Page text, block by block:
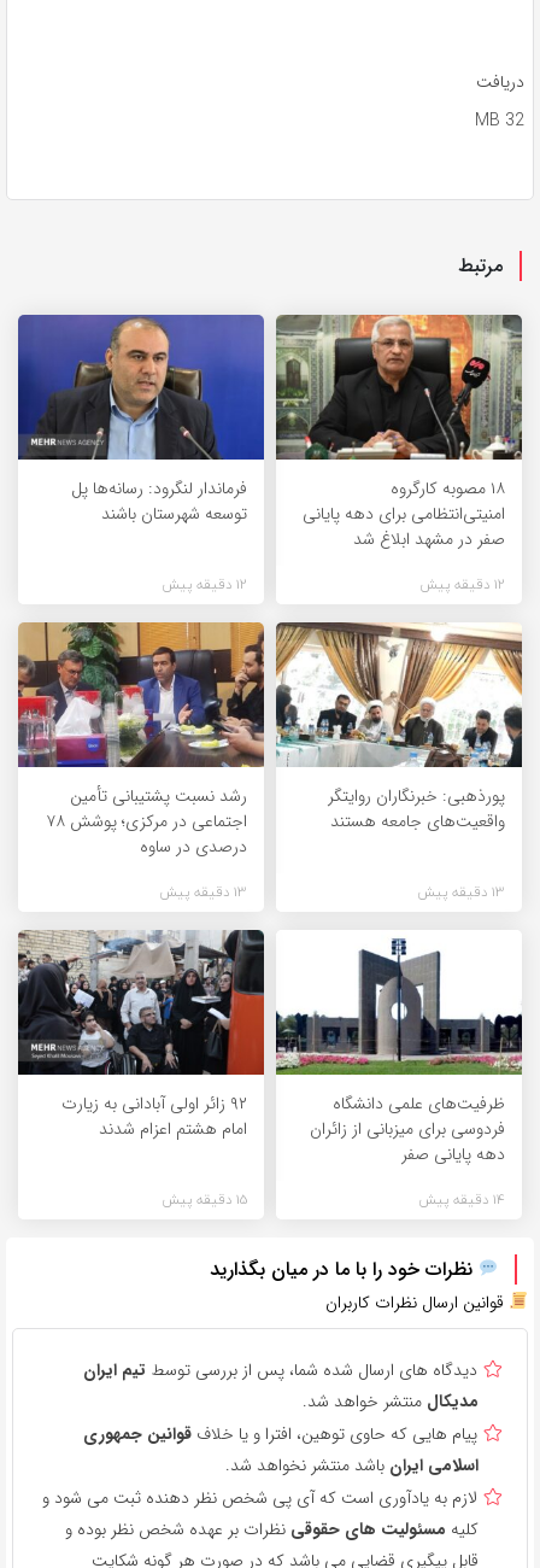
دریافت
32 MB
مرتبط
۱۸ مصوبه کارگروه
امنیتی‌انتظامی برای دهه پایانی
صفر در مشهد ابلاغ شد
12 دقیقه پیش
فرماندار لنگرود: رسانه‌ها پل
توسعه شهرستان باشند
12 دقیقه پیش
پورذهبی: خبرنگاران روایتگر
واقعیت‌های جامعه‌ هستند
13 دقیقه پیش
رشد نسبت پشتیبانی تأمین
اجتماعی در مرکزی؛ پوشش ۷۸
درصدی در ساوه
13 دقیقه پیش
ظرفیت‌های علمی دانشگاه
فردوسی برای میزبانی از زائران
دهه پایانی صفر
14 دقیقه پیش
۹۲ زائر اولی آبادانی به زیارت
امام هشتم اعزام شدند
15 دقیقه پیش
نظرات خود را با ما در میان بگذارید
قوانین ارسال نظرات کاربران
دیدگاه های ارسال شده شما، پس از بررسی توسط تیم ایران
مدیکال منتشر خواهد شد.
پیام هایی که حاوی توهین، افترا و یا خلاف قوانین جمهوری
اسلامی ایران باشد منتشر نخواهد شد.
لازم به یادآوری است که آی پی شخص نظر دهنده ثبت می شود و
کلیه مسئولیت های حقوقی نظرات بر عهده شخص نظر بوده و
قابل پیگیری قضایی می باشد که در صورت هر گونه شکایت